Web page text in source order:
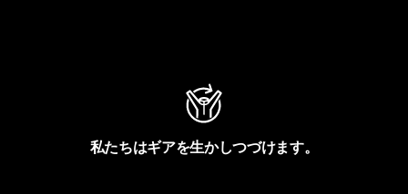
私たちはギアを生かしつづけます。